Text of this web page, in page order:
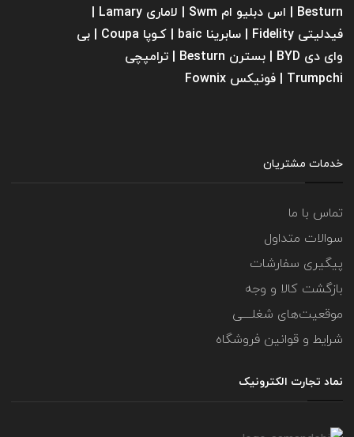
فیدلیتی Fidelity | سابرینا ‌baic | کـوپا Coupa | بی
وای دی BYD | بسترن Besturn | ترامپچی
Trumpchi | فونیکس Fownix
خدمات مشتریان
تماس با ما
سوالات متداول
پیگیری سفارشات
بازگشت کالا و وجه
موقعیت‌های شغلــــی
شرایط و قوانین فروشگاه
نماد تجارت الکترونیک